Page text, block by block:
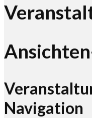
Navigation